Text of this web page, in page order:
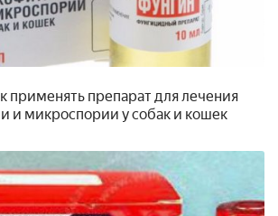
применять препарат для лечения
и микроспории у собак и кошек